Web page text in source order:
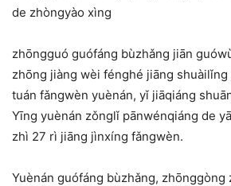
de zhòngyào xìng
zhōngguó guófáng bùzhǎng jiān
zhōng jiàng wèi fénghé jiāng
tuán fǎngwèn yuènán, yǐ jiāqiáng
Yīng yuènán zǒnglǐ pānwénqiáng de
zhì 27 rì jiāng jìnxíng fǎngwèn.
Yuènán guófáng bùzhǎng, zhōnggòng